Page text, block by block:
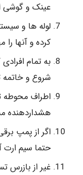
عینک و گوشی
لوله ها و
کرده و آنها را
به تمام
شروع و
اطراف محوطه
هشداردهنده
اگر از پمپ
حتما سیم ارت
غیر از